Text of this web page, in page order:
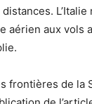
L’Italie
aérien aux vols
de la